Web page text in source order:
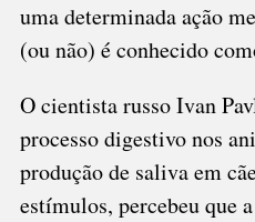
uma determinada ação
(ou não) é conhecido
O cientista russo Ivan
processo digestivo nos
produção de saliva em
estímulos, percebeu que